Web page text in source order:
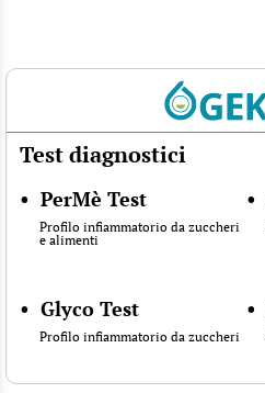
Test diagnostici
• PerMè Test
Profilo infiammatorio da zuccheri
e alimenti
•
• Glyco Test
Profilo infiammatorio da zuccheri
•